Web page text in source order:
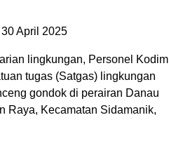
April 2025
lingkungan, Personel Kodim
tugas (Satgas) lingkungan
gondok di perairan Danau
Raya, Kecamatan Sidamanik,